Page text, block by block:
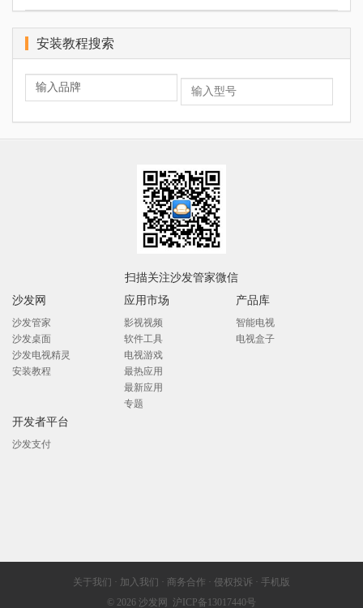
安装教程搜索
扫描关注沙发管家微信
沙发网
沙发管家
沙发桌面
沙发电视精灵
安装教程
应用市场
影视视频
软件工具
电视游戏
最热应用
最新应用
专题
产品库
智能电视
电视盒子
开发者平台
沙发支付
关于我们 · 加入我们 · 商务合作 · 侵权投诉 · 手机版
© 2026 沙发网 沪ICP备13017440号